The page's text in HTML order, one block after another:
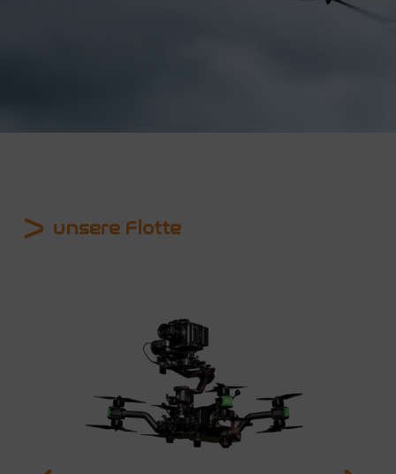
unsere Flotte